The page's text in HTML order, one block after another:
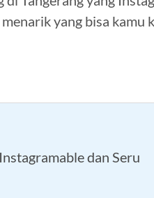
menarik yang bisa kamu
dan Seru